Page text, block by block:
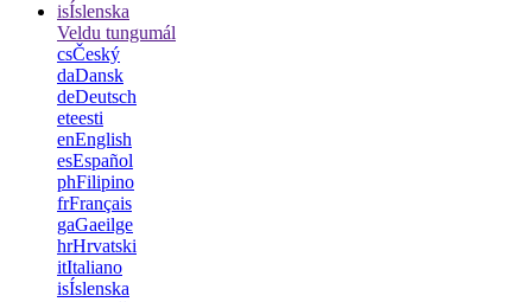
isÍslenska
Veldu tungumál
csČeský
daDansk
deDeutsch
eteesti
enEnglish
esEspañol
phFilipino
frFrançais
gaGaeilge
hrHrvatski
itItaliano
isÍslenska